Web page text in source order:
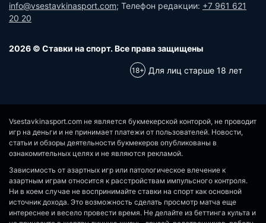
info@vsestavkinasport.com; Телефон редакции: +7 961 621
20 20
2026 © Ставки на спорт. Все права защищены
Для лиц старше 18 лет
Vsestavkinasport.com не является букмекерской конторой, не проводит
игр на деньги и не принимает платежи от пользователей. Новости,
статьи и обзоры деятельности букмекеров опубликованы в
ознакомительных целях и не являются рекламой.
Зависимость от азартных игр или патологическое влечение к
азартным играм относится к расстройствам импульсного контроля.
Ни в коем случае не воспринимайте ставки на спорт как основной
источник дохода. Это возможность сделать просмотр матча еще
интереснее и весело провести время. Не делайте из беттинга культа и